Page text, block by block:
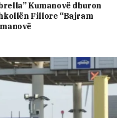
Kumanovë dhuron
Fillore “Bajram